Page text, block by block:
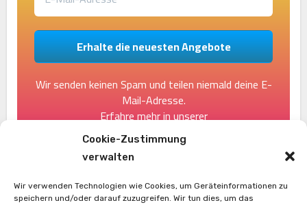
Cookie-Zustimmung
verwalten
Wir verwenden Technologien wie Cookies, um Geräteinformationen zu
speichern und/oder darauf zuzugreifen. Wir tun dies, um das
Wir senden keinen Spam und teilen niemald deine E-
Mail-Adresse.
Erfahre mehr in unserer
[link]Datenschutzerklärung[/link].